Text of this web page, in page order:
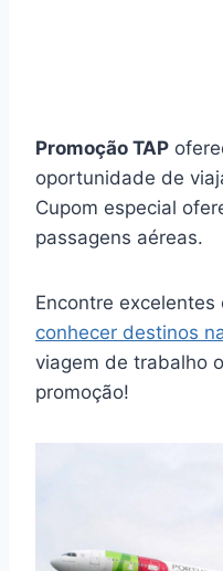
Promoção TAP
oportunidade de
Cupom especial
passagens aéreas.
Encontre
conhecer destinos
viagem de trabalho
promoção!